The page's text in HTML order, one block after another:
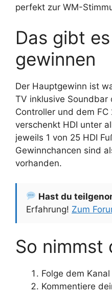
perfekt zur WM-
Das gibt
gewinnen
Der Hauptgewinn ist
TV inklusive Soundbar
Controller und dem
verschenkt HDI unter
jeweils 1 von 25 HDI
Gewinnchancen sind
vorhanden.
Hast du
Erfahrung! Zum
So nimmst
Folge dem Kanal
Kommentiere